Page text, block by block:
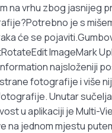
na vrhu zbog jasnijeg
je s
će se
ImageMark
najsloženiji
fotografije i više
Unutar
u aplikaciji je Multi-
na jednom mjestu